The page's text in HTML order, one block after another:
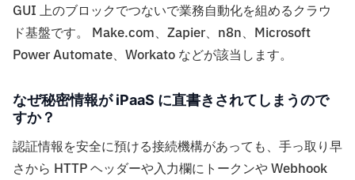
GUI 上のブロックでつないで業務自動化を組めるクラウ
ド基盤です。 Make.com、Zapier、n8n、Microsoft
Power Automate、Workato などが該当します。
なぜ秘密情報が iPaaS に直書きされてしまうので
すか？
認証情報を安全に預ける接続機構があっても、手っ取り早
さから HTTP ヘッダーや入力欄にトークンや Webhook